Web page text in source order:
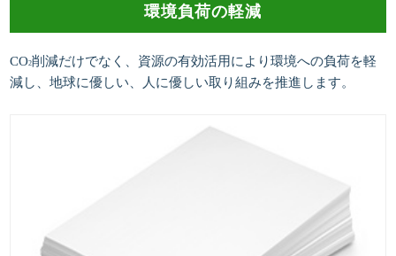
環境負荷の軽減
CO2削減だけでなく、資源の有効活用により環境への負荷を軽
減し、地球に優しい、人に優しい取り組みを推進します。